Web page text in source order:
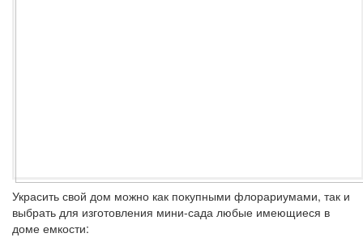
Украсить свой дом можно как покупными флорариумами, так и
выбрать для изготовления мини-сада любые имеющиеся в
доме емкости: